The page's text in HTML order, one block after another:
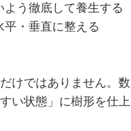
う徹底して養生する
・垂直に整える
けではありません。数
い状態」に樹形を仕上